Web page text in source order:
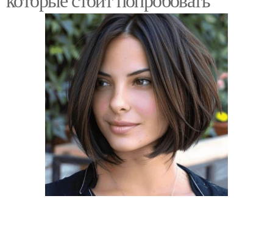
Хвост в деловом стиле Модные виды
Стиль в одежде Стиль в рисовании
Стиль в творчестве Уникальный стиль